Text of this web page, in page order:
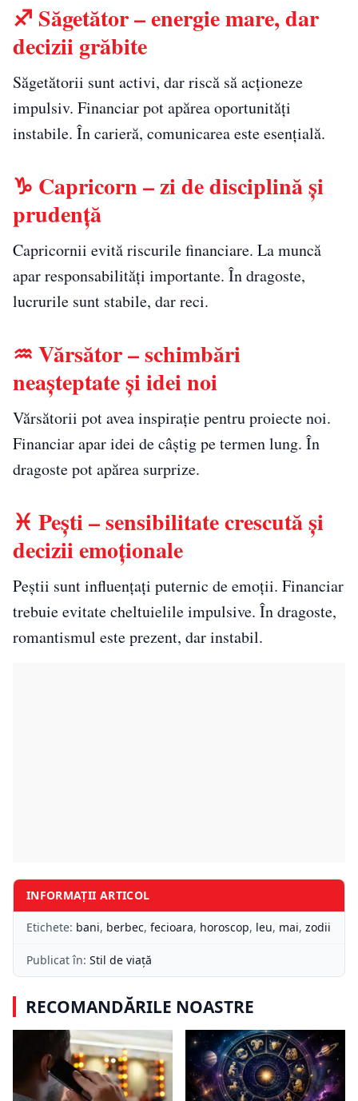
♐ Săgetător – energie mare, dar
decizii grăbite
Săgetătorii sunt activi, dar riscă să acționeze
impulsiv. Financiar pot apărea oportunități
instabile. În carieră, comunicarea este esențială.
♑ Capricorn – zi de disciplină și
prudență
Capricornii evită riscurile financiare. La muncă
apar responsabilități importante. În dragoste,
lucrurile sunt stabile, dar reci.
♒ Vărsător – schimbări
neașteptate și idei noi
Vărsătorii pot avea inspirație pentru proiecte noi.
Financiar apar idei de câștig pe termen lung. În
dragoste pot apărea surprize.
♓ Pești – sensibilitate crescută și
decizii emoționale
Peștii sunt influențați puternic de emoții. Financiar
trebuie evitate cheltuielile impulsive. În dragoste,
romantismul este prezent, dar instabil.
INFORMAȚII ARTICOL
Etichete: bani, berbec, fecioara, horoscop, leu, mai, zodii
Publicat în: Stil de viață
RECOMANDĂRILE NOASTRE